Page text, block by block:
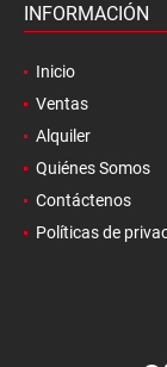
INFORMACIÓN
Inicio
Ventas
Alquiler
Quiénes Somos
Contáctenos
Políticas de